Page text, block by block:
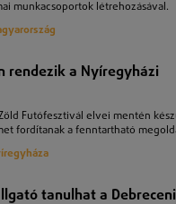
munkacsoportok létrehozásával.
rendezik a Nyíregyházi
Futófesztivál elvei mentén
fordítanak a fenntartható
tanulhat a Debreceni